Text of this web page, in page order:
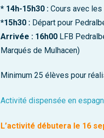
* 14h-15h30 : Cours avec
*15h30 : Départ pour
Arrivée : 16h00 LFB
Marqués de Mulhacen)
Minimum 25 élèves pour
Activité dispensée en
L’activité débutera le 16